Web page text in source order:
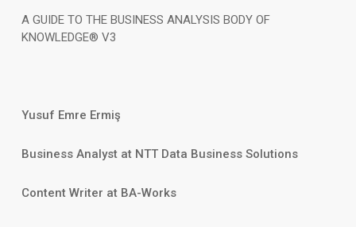
A GUIDE TO THE BUSINESS ANALYSIS BODY OF
KNOWLEDGE® V3
Yusuf Emre Ermiş
Business Analyst at NTT Data Business Solutions
Content Writer at BA-Works